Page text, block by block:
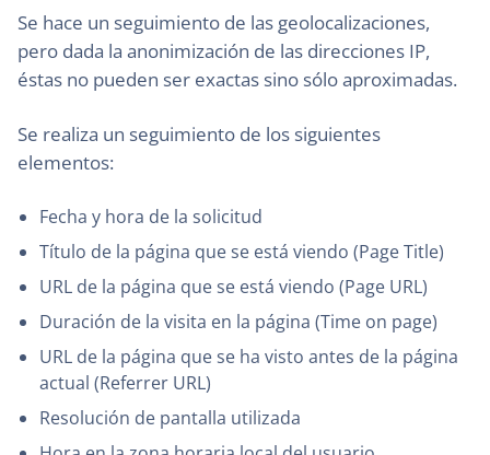
Se hace un seguimiento de las geolocalizaciones,
pero dada la anonimización de las direcciones IP,
éstas no pueden ser exactas sino sólo aproximadas.
Se realiza un seguimiento de los siguientes
elementos:
Fecha y hora de la solicitud
Título de la página que se está viendo (Page Title)
URL de la página que se está viendo (Page URL)
Duración de la visita en la página (Time on page)
URL de la página que se ha visto antes de la página
actual (Referrer URL)
Resolución de pantalla utilizada